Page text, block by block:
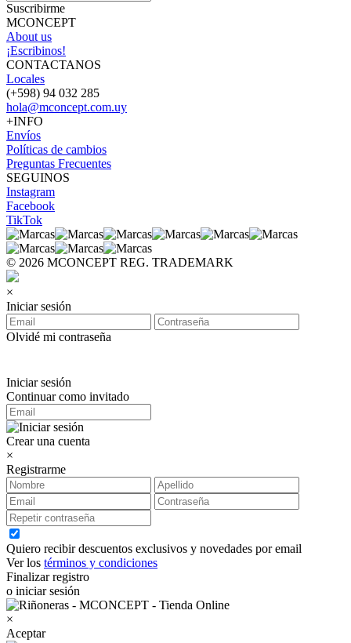
Suscribirme
MCONCEPT
About us
¡Escribinos!
CONTACTANOS
Locales
(+598) 94 032 285
hola@mconcept.com.uy
+INFO
Envíos
Políticas de cambios
Preguntas Frecuentes
SEGUINOS
Instagram
Facebook
TikTok
© 2026 MCONCEPT REG. TRADEMARK
×
Iniciar sesión
Olvidé mi contraseña
Iniciar sesión
Continuar como invitado
Crear una cuenta
×
Registrarme
Quiero recibir descuentos exclusivos y novedades por email
Ver los términos y condiciones
Finalizar registro
o iniciar sesión
×
Aceptar